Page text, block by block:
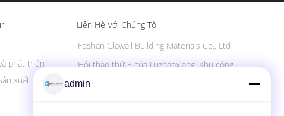
xuất
phát triển
Liên Hệ Với Chúng Tôi
Foshan Glawall Building Materials Co., Ltd
Hội thảo thứ 3 của Luzhaoxiang, Khu công
Jiujiang, Quận Nanhai, Thành phố Foshan,
Trung Quốc
admin